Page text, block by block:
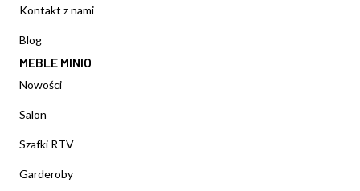
Kontakt z nami
Blog
MEBLE MINIO
Nowości
Salon
Szafki RTV
Garderoby